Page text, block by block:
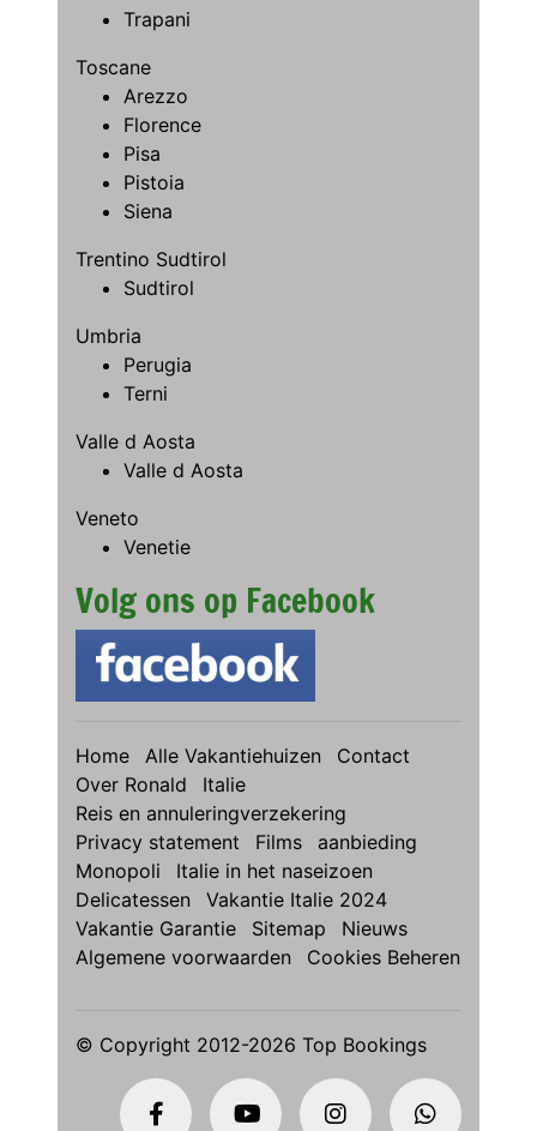
Trapani
Toscane
Arezzo
Florence
Pisa
Pistoia
Siena
Trentino Sudtirol
Sudtirol
Umbria
Perugia
Terni
Valle d Aosta
Valle d Aosta
Veneto
Venetie
Volg ons op Facebook
Home Alle Vakantiehuizen
Contact
Over Ronald
Italie
Reis en annuleringverzekering
Privacy statement
Films
aanbieding
Monopoli
Italie in het naseizoen
Delicatessen
Vakantie Italie 2024
Vakantie Garantie
Sitemap
Nieuws
Algemene voorwaarden
Cookies Beheren
© Copyright 2012-2026 Top Bookings